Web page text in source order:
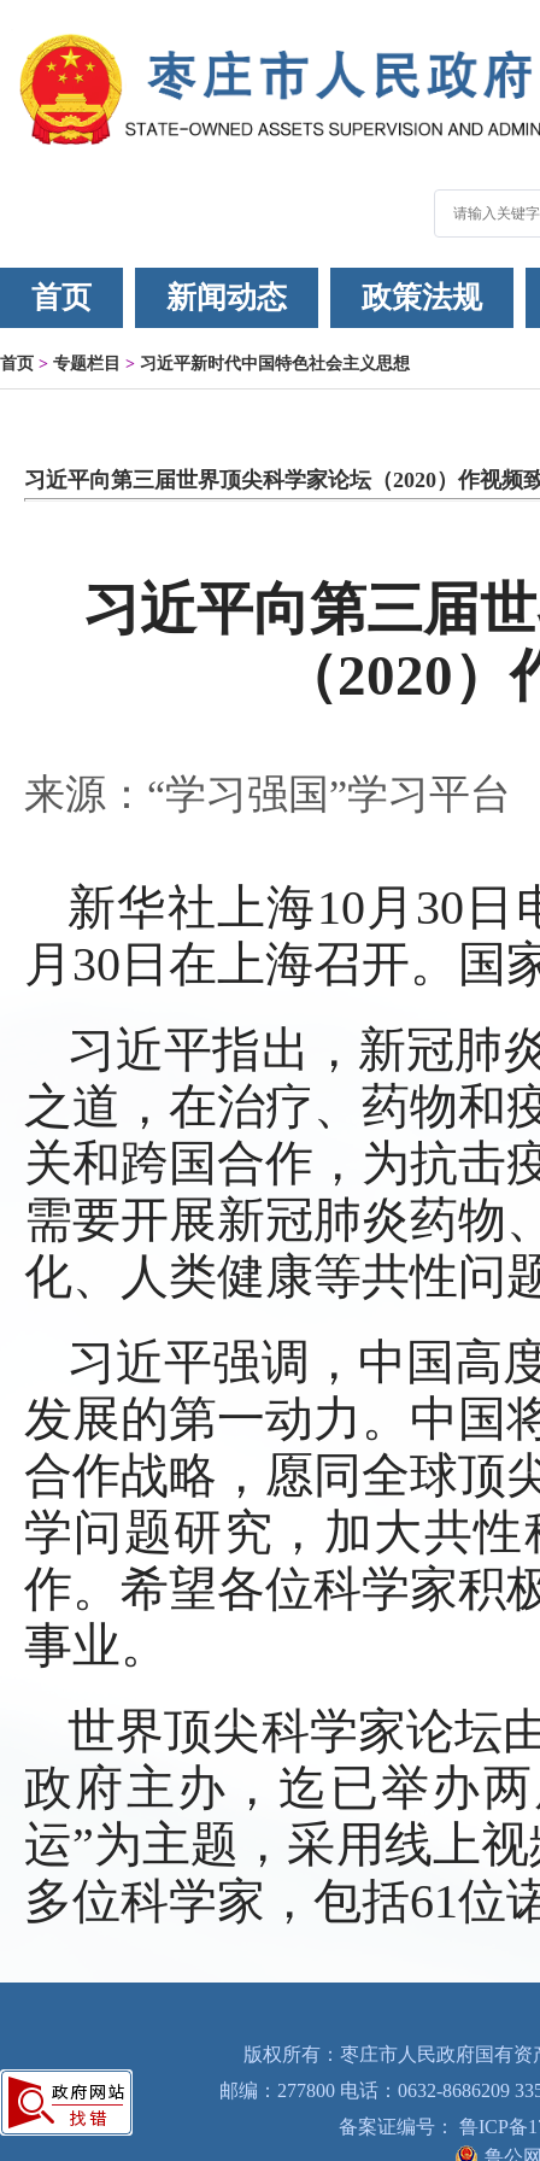
首页 新闻动态 政策法规
首页 > 专题栏目 > 习近平新时代中国特色社会主义思想
习近平向第三届世界顶尖科学家论坛（2020）作视频
习近平向第三届
（2020
来源：“学习强国”学习平台
新华社上海10月30日
月30日在上海召开。国
习近平指出，新冠肺
之道，在治疗、药物和
关和跨国合作，为抗击
需要开展新冠肺炎药物
化、人类健康等共性问
习近平强调，中国高
发展的第一动力。中国
合作战略，愿同全球顶
学问题研究，加大共
作。希望各位科学家积
事业。
世界顶尖科学家论坛
政府主办，迄已举办
运”为主题，采用线上
多位科学家，包括61位
版权所有：枣庄市人民政府国有
邮编：277800 电话：0632-8686209
备案证编号： 鲁ICP备
鲁公